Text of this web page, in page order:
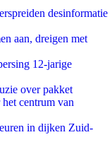
desinformatie
aan, dreigen met
12-jarige
over pakket
centrum van
in dijken Zuid-